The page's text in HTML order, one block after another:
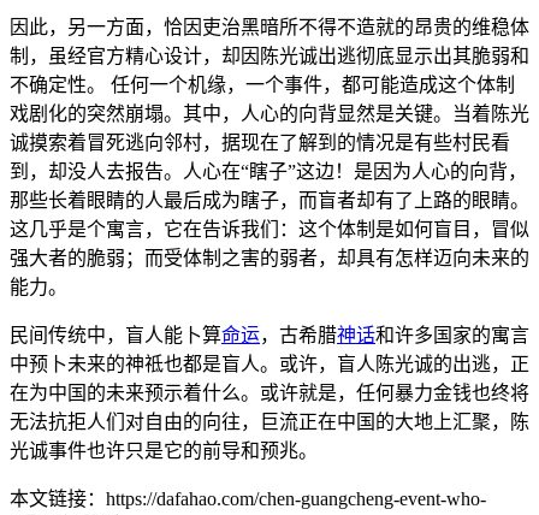
因此，另一方面，恰因吏治黑暗所不得不造就的昂贵的维稳体
制，虽经官方精心设计，却因陈光诚出逃彻底显示出其脆弱和
不确定性。 任何一个机缘，一个事件，都可能造成这个体制
戏剧化的突然崩塌。其中，人心的向背显然是关键。当着陈光
诚摸索着冒死逃向邻村，据现在了解到的情况是有些村民看
到，却没人去报告。人心在“瞎子”这边！是因为人心的向背，
那些长着眼睛的人最后成为瞎子，而盲者却有了上路的眼睛。
这几乎是个寓言，它在告诉我们：这个体制是如何盲目，冒似
强大者的脆弱；而受体制之害的弱者，却具有怎样迈向未来的
能力。
民间传统中，盲人能卜算命运，古希腊神话和许多国家的寓言
中预卜未来的神祗也都是盲人。或许，盲人陈光诚的出逃，正
在为中国的未来预示着什么。或许就是，任何暴力金钱也终将
无法抗拒人们对自由的向往，巨流正在中国的大地上汇聚，陈
光诚事件也许只是它的前导和预兆。
本文链接：https://dafahao.com/chen-guangcheng-event-who-